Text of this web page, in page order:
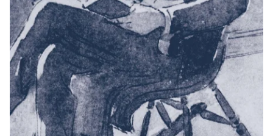
OTHER FORMATS
PEER REVIEW PROCESS